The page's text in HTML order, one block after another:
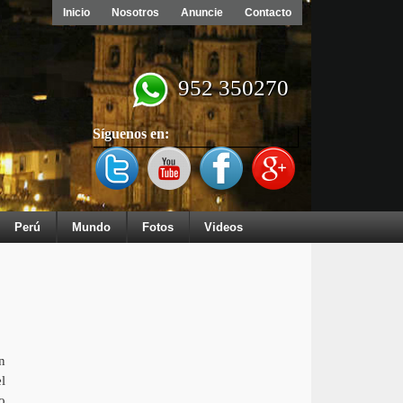
Inicio Nosotros Anuncie Contacto
952 350270
Síguenos en:
Perú Mundo Fotos Videos